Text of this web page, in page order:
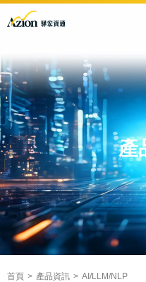
產
首頁 產品資訊 AI/LLM/NLP